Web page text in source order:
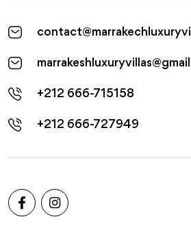
+212 666-715158
+212 666-727949